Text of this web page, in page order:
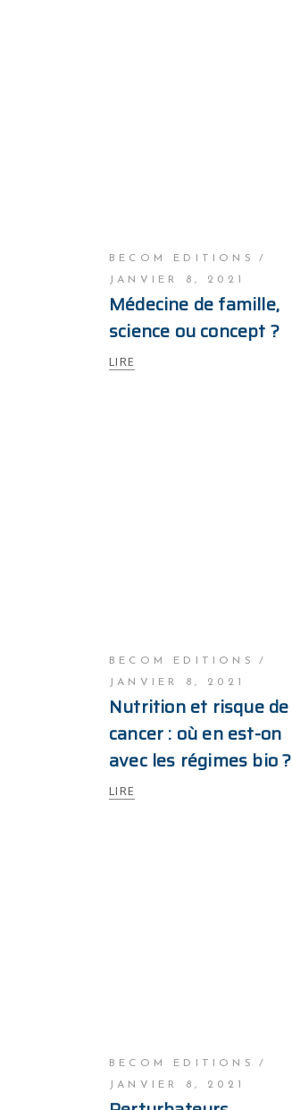
BECOM EDITIONS
JANVIER 8, 2021
Médecine de famille,
science ou concept ?
LIRE
BECOM EDITIONS
JANVIER 8, 2021
Nutrition et risque de
cancer : où en est-on
avec les régimes bio ?
LIRE
BECOM EDITIONS
JANVIER 8, 2021